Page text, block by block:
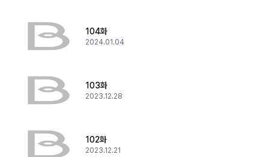
104화
2024.01.04
103화
2023.12.28
102화
2023.12.21